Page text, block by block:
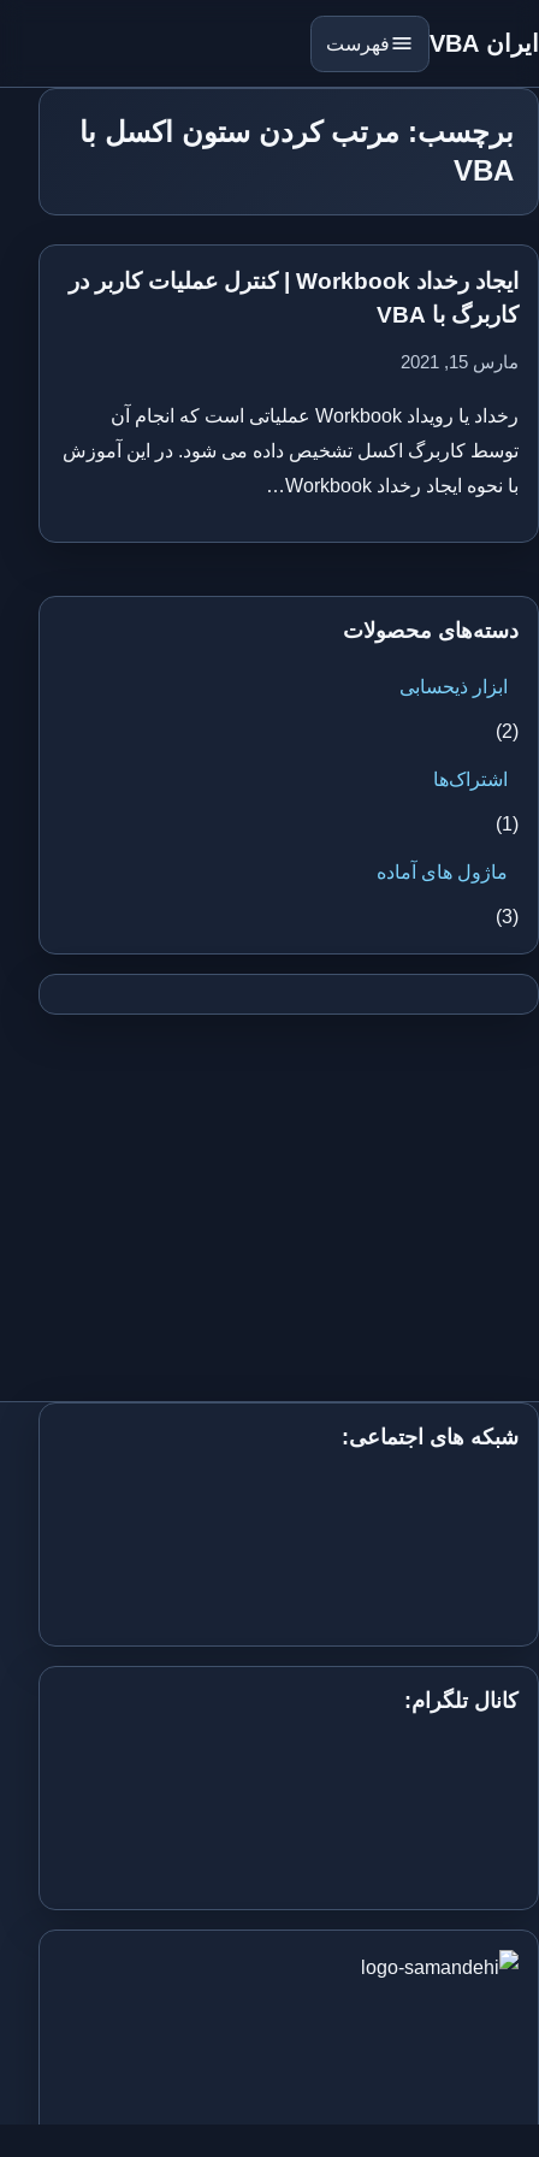
ایران VBA فهرست
برچسب: مرتب کردن ستون اکسل با
VBA
ایجاد رخداد Workbook | کنترل عملیات کاربر در
کاربرگ با VBA
مارس 15, 2021
رخداد یا رویداد Workbook عملیاتی است که انجام آن
توسط کاربرگ اکسل تشخیص داده می شود. در این آموزش
با نحوه ایجاد رخداد Workbook…
دسته‌های محصولات
ابزار ذیحسابی
(2)
اشتراک‌ها
(1)
ماژول های آماده
(3)
شبکه های اجتماعی:
کانال تلگرام: